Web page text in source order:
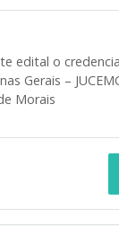
edital o
Gerais –
Morais